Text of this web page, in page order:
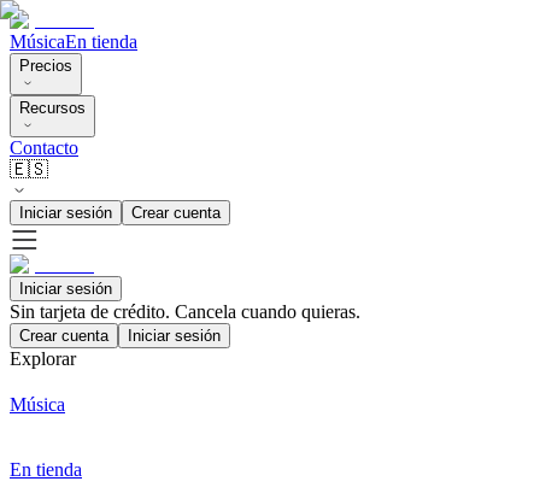
MúsicaEn tienda
Precios
Recursos
Contacto
🇪🇸
Iniciar sesión Crear cuenta
Iniciar sesión
Sin tarjeta de crédito. Cancela cuando quieras.
Crear cuenta Iniciar sesión
Explorar
Música
En tienda